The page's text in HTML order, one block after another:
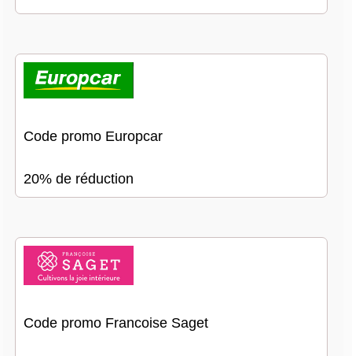
Code promo Europcar
20% de réduction
Code promo Francoise Saget